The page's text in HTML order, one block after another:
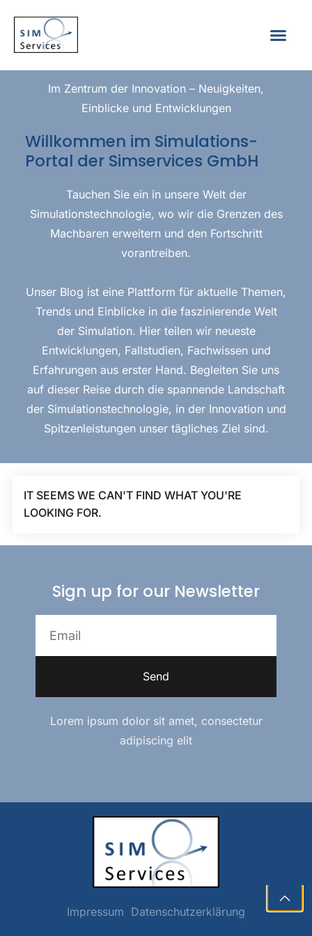
Im Zentrum der Innovation – Neuigkeiten,
Einblicke und Entwicklungen
Willkommen im Simulations-
Portal der Simservices GmbH
Tauchen Sie ein in unsere Welt der
Simulationstechnologie, wo wir die Grenzen des
Machbaren erweitern und den Fortschritt
vorantreiben.
Unser Blog ist eine Plattform für aktuelle Themen,
Trends und Einblicke in die faszinierende Welt
der Simulation. Hier teilen wir neueste
Entwicklungen, Fallstudien, Fachwissen und
Erfahrungen aus erster Hand. Begleiten Sie uns
auf dieser Reise durch die spannende Landschaft
der Simulationstechnologie, in der Innovation und
Spitzenleistungen unser tägliches Ziel sind.
IT SEEMS WE CAN'T FIND WHAT YOU'RE
LOOKING FOR.
Sign up for our Newsletter
Send
Lorem ipsum dolor sit amet, consectetur
adipiscing elit
Impressum Datenschutzerklärung